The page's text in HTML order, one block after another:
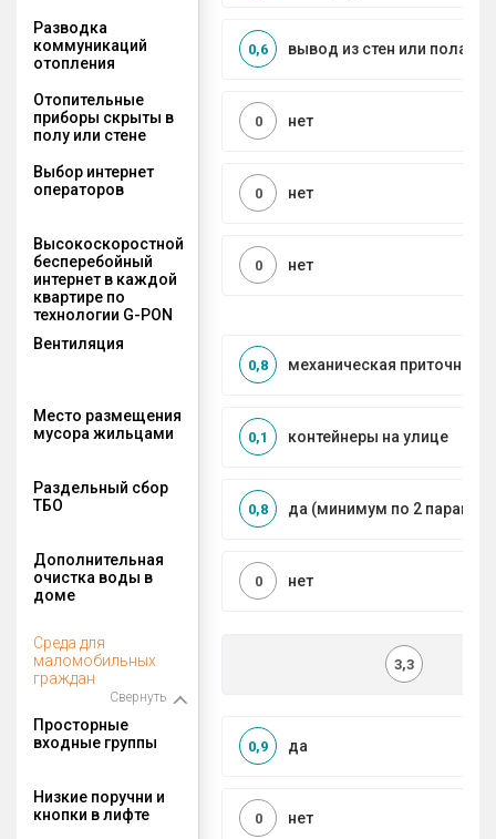
Разводка
коммуникаций
отопления
вывод из стен или пола
0,6
Отопительные
приборы скрыты в
полу или стене
нет
0
Выбор интернет
операторов
нет
0
Высокоскоростной
бесперебойный
интернет в каждой
квартире по
технологии G-PON
нет
0
Вентиляция
механическая приточно-
0,8
Место размещения
мусора жильцами
контейнеры на улице
0,1
Раздельный сбор
ТБО
да (минимум по 2
0,8
Дополнительная
очистка воды в
доме
нет
0
Среда для
маломобильных
граждан
Свернуть
3,3
Просторные
входные группы
да
0,9
Низкие поручни и
кнопки в лифте
нет
0